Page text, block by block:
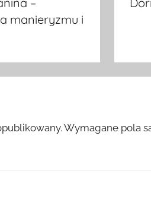
manieryzmu i
Wymagane pola